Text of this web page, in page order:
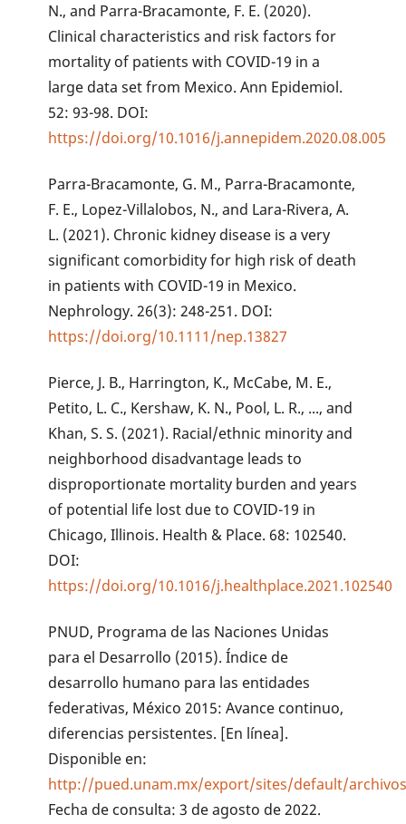
N., and Parra-Bracamonte, F. E. (2020).
Clinical characteristics and risk factors for
mortality of patients with COVID-19 in a
large data set from Mexico. Ann Epidemiol.
52: 93-98. DOI:
https://doi.org/10.1016/j.annepidem.2020.08.005
Parra-Bracamonte, G. M., Parra-Bracamonte,
F. E., Lopez-Villalobos, N., and Lara-Rivera, A.
L. (2021). Chronic kidney disease is a very
significant comorbidity for high risk of death
in patients with COVID-19 in Mexico.
Nephrology. 26(3): 248-251. DOI:
https://doi.org/10.1111/nep.13827
Pierce, J. B., Harrington, K., McCabe, M. E.,
Petito, L. C., Kershaw, K. N., Pool, L. R., ..., and
Khan, S. S. (2021). Racial/ethnic minority and
neighborhood disadvantage leads to
disproportionate mortality burden and years
of potential life lost due to COVID-19 in
Chicago, Illinois. Health & Place. 68: 102540.
DOI:
https://doi.org/10.1016/j.healthplace.2021.102540
PNUD, Programa de las Naciones Unidas
para el Desarrollo (2015). Índice de
desarrollo humano para las entidades
federativas, México 2015: Avance continuo,
diferencias persistentes. [En línea].
Disponible en:
http://pued.unam.mx/export/sites/default/
Fecha de consulta: 3 de agosto de 2022.